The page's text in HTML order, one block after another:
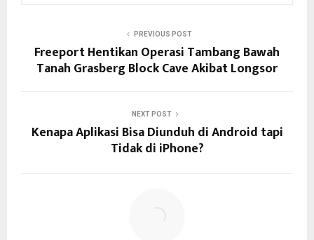
PREVIOUS POST
Freeport Hentikan Operasi Tambang Bawah
Tanah Grasberg Block Cave Akibat Longsor
NEXT POST
Kenapa Aplikasi Bisa Diunduh di Android tapi
Tidak di iPhone?